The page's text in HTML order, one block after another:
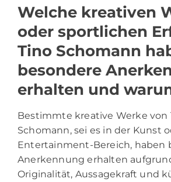
Welche kreativen
oder sportlichen
Tino Schomann
besondere
erhalten und
Bestimmte kreative Werke von
Schomann, sei es in der Kunst
Entertainment-Bereich, haben
Anerkennung erhalten
Originalität, Aussagekraft und